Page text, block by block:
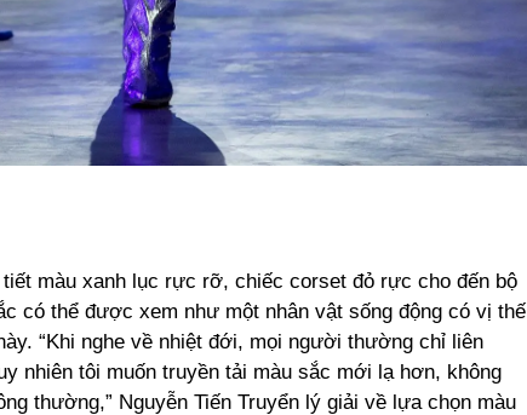
màu xanh lục rực rỡ, chiếc corset đỏ rực cho đến bộ
có thể được xem như một nhân vật sống động có vị thế
“Khi nghe về nhiệt đới, mọi người thường chỉ liên
nhiên tôi muốn truyền tải màu sắc mới lạ hơn, không
thường,” Nguyễn Tiến Truyển lý giải về lựa chọn màu